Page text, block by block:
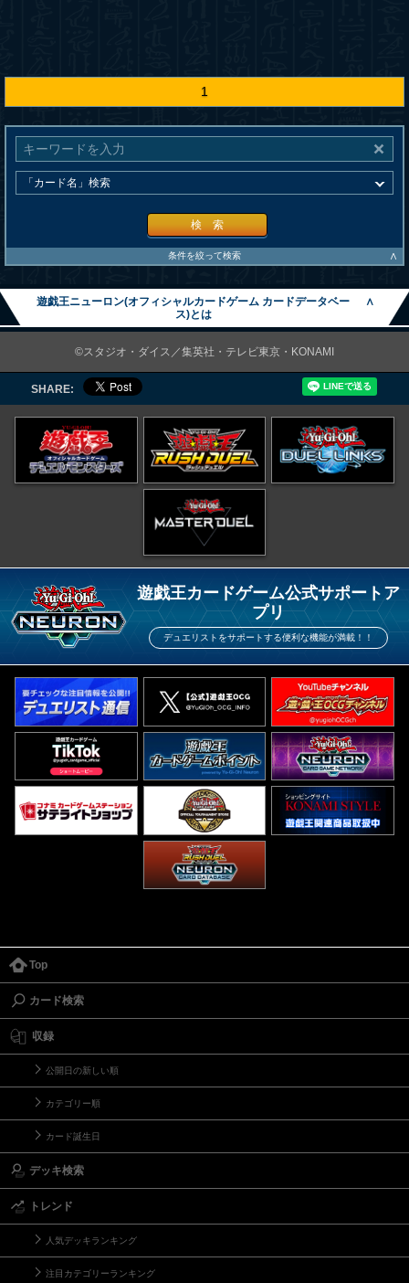
1
検 索
条件を絞って検索 ∧
遊戯王ニューロン(オフィシャルカードゲーム カードデータベー
ス)とは
∧
©スタジオ・ダイス／集英社・テレビ東京・KONAMI
SHARE:
遊戯王カードゲーム公式サポートア
プリ
デュエリストをサポートする便利な機能が満載！！
Top
カード検索
収録
公開日の新しい順
カテゴリー順
カード誕生日
デッキ検索
トレンド
人気デッキランキング
注目カテゴリーランキング